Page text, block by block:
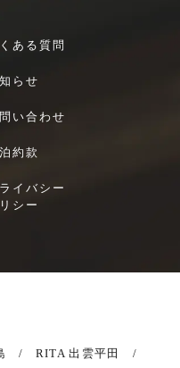
ある質問
らせ
い合わせ
約款
イバシー
シー
RITA 出雲平田